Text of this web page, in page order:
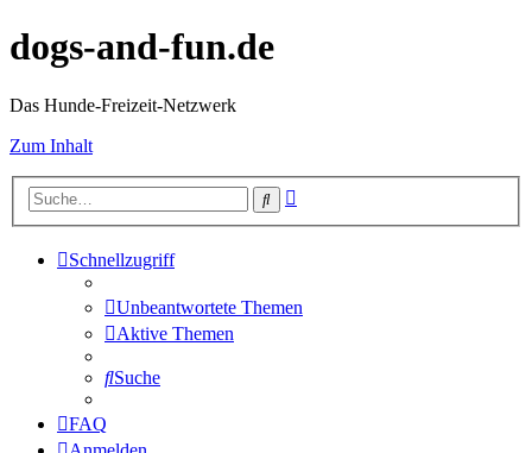
dogs-and-fun.de
Das Hunde-Freizeit-Netzwerk
Zum Inhalt
Suche
Schnellzugriff
Unbeantwortete Themen
Aktive Themen
Suche
FAQ